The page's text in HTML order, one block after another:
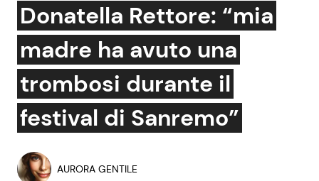
News e Cronaca
Attualità Italiana
Dal Mondo
Economia
Gossip e TV
Bellezze VIP
Coppie VIP
Donatella Rettore: “mia
madre ha avuto una
trombosi durante il
festival di Sanremo”
AURORA GENTILE